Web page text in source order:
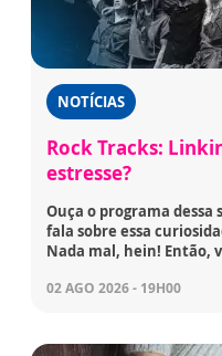
NOTÍCIAS
Rock Tracks:
estresse?
Ouça o programa dessa
fala sobre essa
Nada mal, hein! Então,
02 AGO 2026 - 19H00